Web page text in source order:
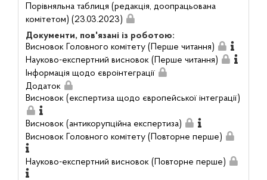
Порівняльна таблиця (редакція, доопрацьована
комітетом) (23.03.2023)
Документи, пов'язані із роботою:
Висновок Головного комітету (Перше читання)
Науково-експертний висновок (Перше читання)
Інформація щодо євроінтеграції
Додаток
Висновок (експертиза щодо європейської інтеграції)
Висновок (антикорупційна експертиза)
Висновок Головного комітету (Повторне перше)
Науково-експертний висновок (Повторне перше)